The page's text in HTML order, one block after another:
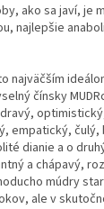
ako sa javí, je
najlepšie
najväčším
čínsky
empatický,
dianie a o
a chápavý,
múdry
ale v